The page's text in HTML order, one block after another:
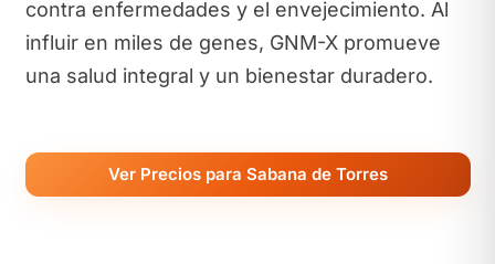
contra enfermedades y el envejecimiento. Al
influir en miles de genes, GNM-X promueve
una salud integral y un bienestar duradero.
Ver Precios para Sabana de Torres